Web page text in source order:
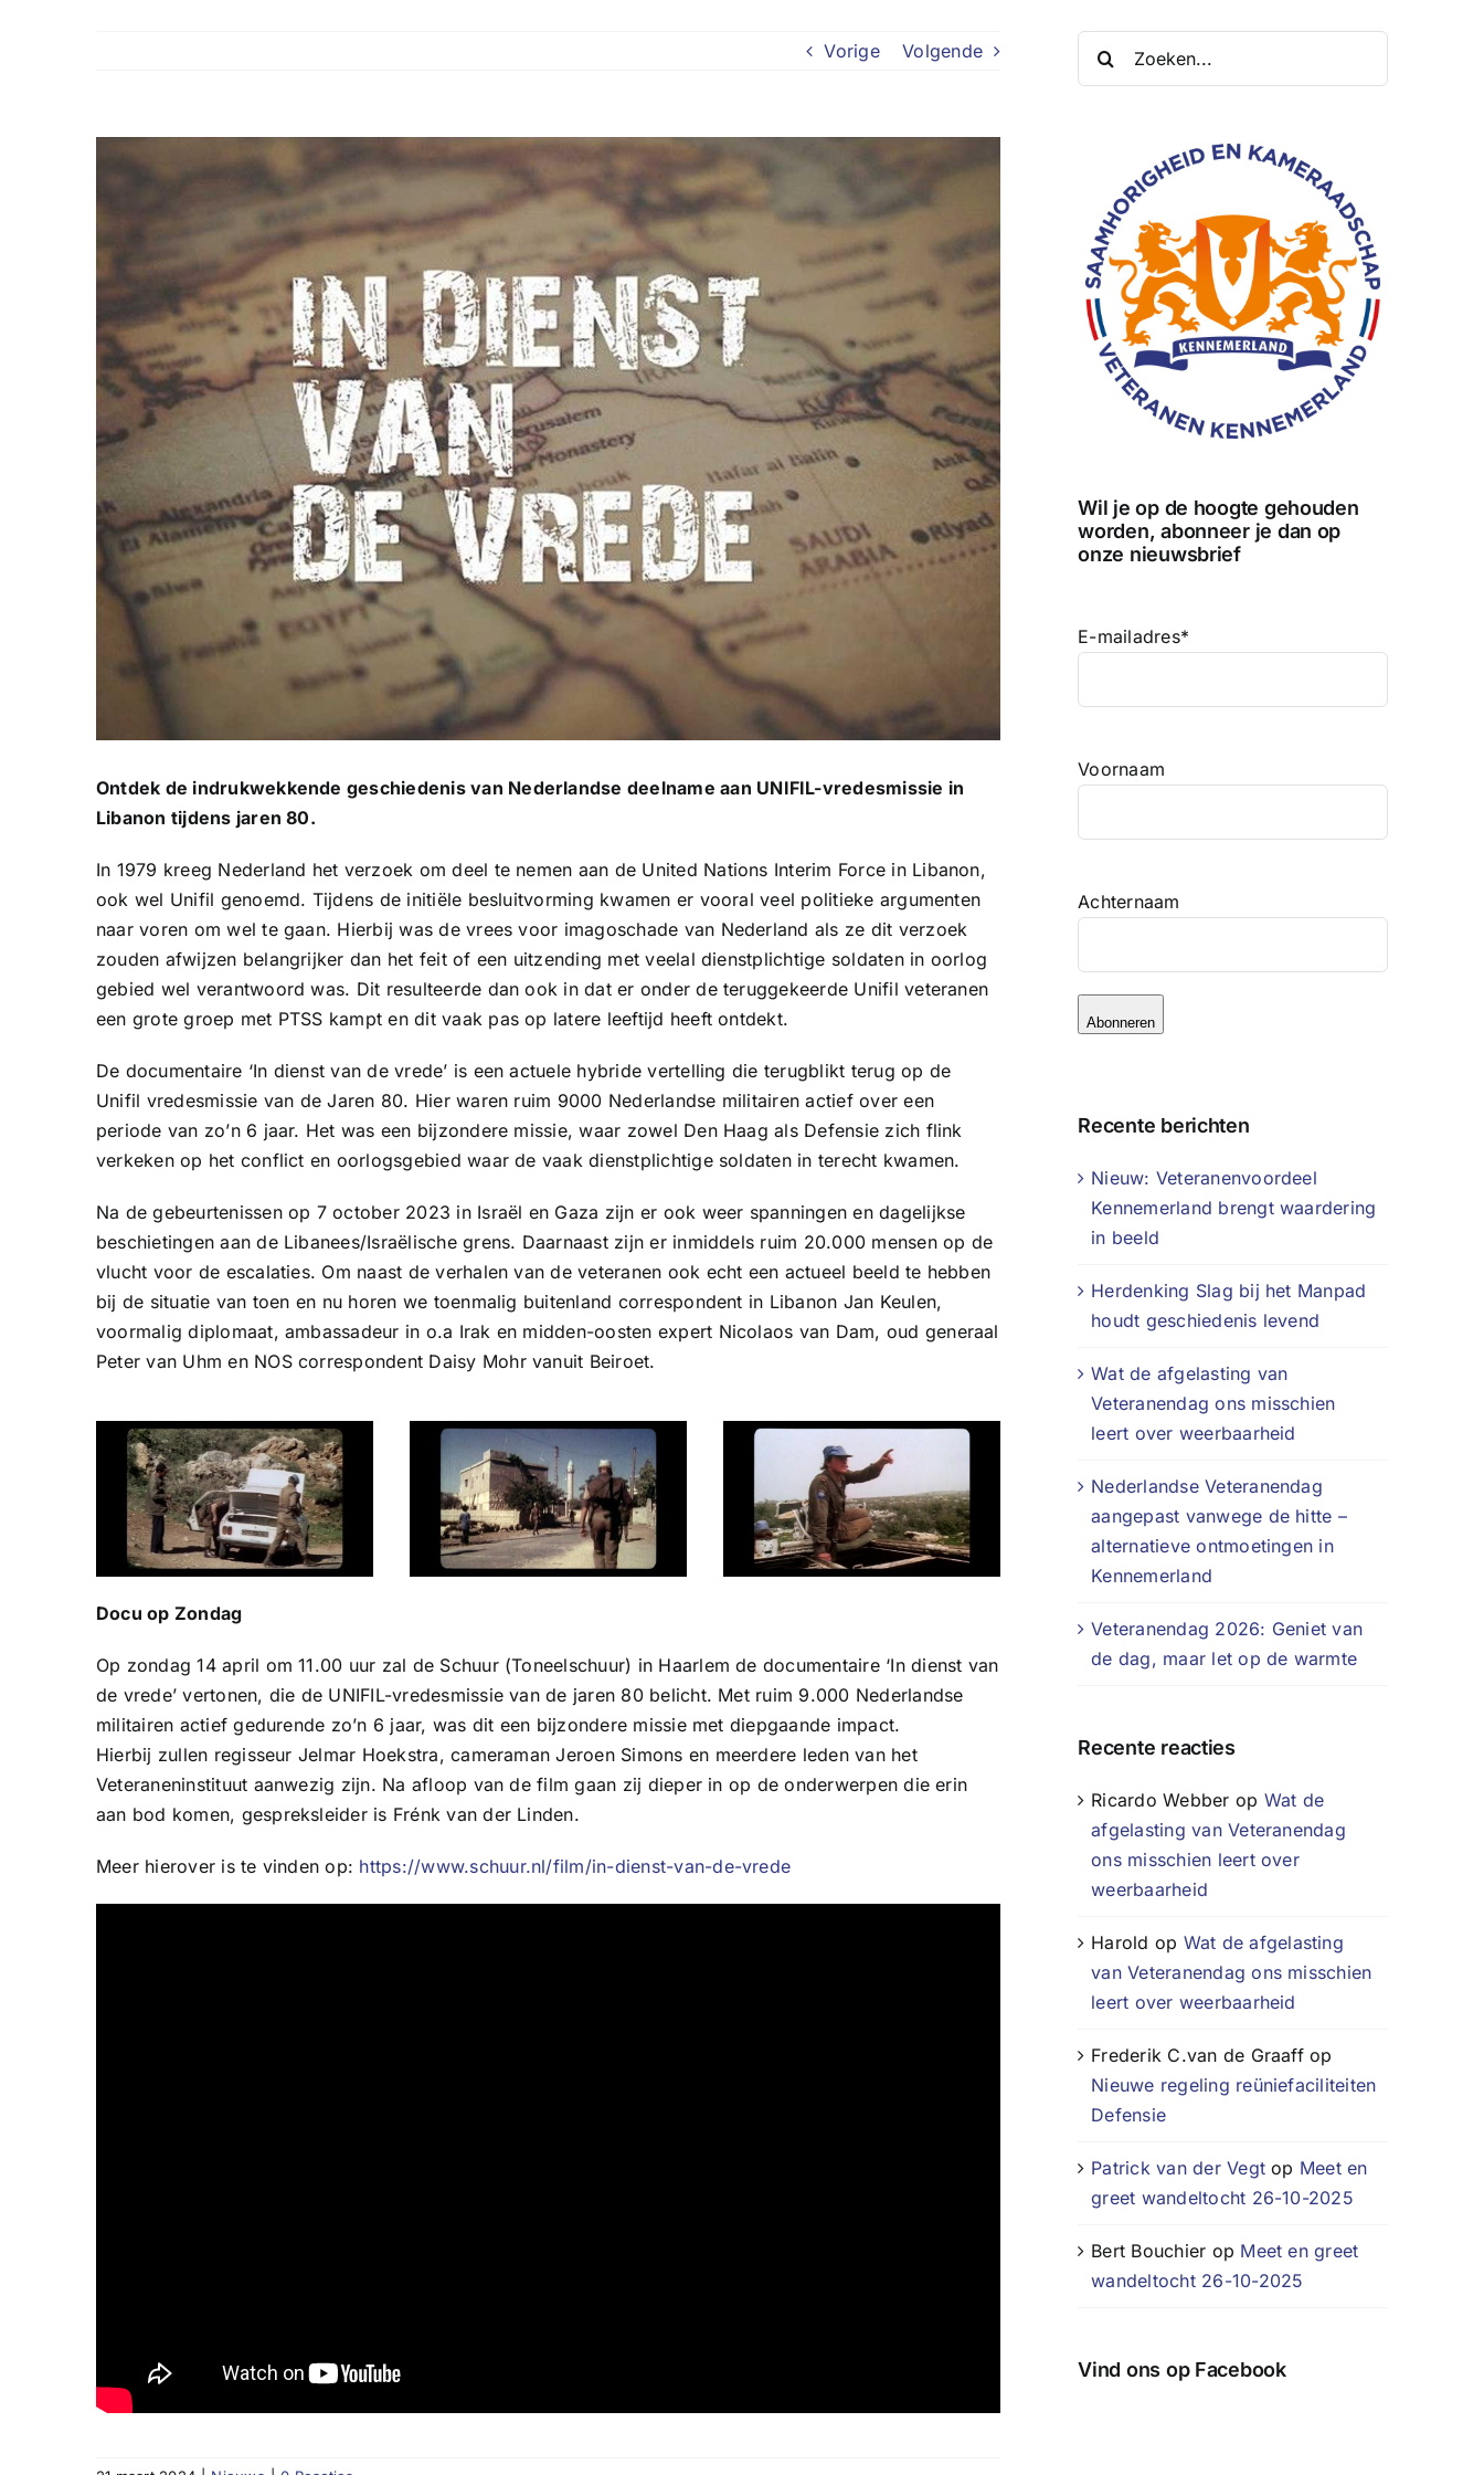
Vorige Volgende
Ontdek de indrukwekkende geschiedenis van Nederlandse deelname aan UNIFIL-vredesmissie in
Libanon tijdens jaren 80.
In 1979 kreeg Nederland het verzoek om deel te nemen aan de United Nations Interim Force in Libanon,
ook wel Unifil genoemd. Tijdens de initiële besluitvorming kwamen er vooral veel politieke argumenten
naar voren om wel te gaan. Hierbij was de vrees voor imagoschade van Nederland als ze dit verzoek
zouden afwijzen belangrijker dan het feit of een uitzending met veelal dienstplichtige soldaten in oorlog
gebied wel verantwoord was. Dit resulteerde dan ook in dat er onder de teruggekeerde Unifil veteranen
een grote groep met PTSS kampt en dit vaak pas op latere leeftijd heeft ontdekt.
De documentaire ‘In dienst van de vrede’ is een actuele hybride vertelling die terugblikt terug op de
Unifil vredesmissie van de Jaren 80. Hier waren ruim 9000 Nederlandse militairen actief over een
periode van zo’n 6 jaar. Het was een bijzondere missie, waar zowel Den Haag als Defensie zich flink
verkeken op het conflict en oorlogsgebied waar de vaak dienstplichtige soldaten in terecht kwamen.
Na de gebeurtenissen op 7 october 2023 in Israël en Gaza zijn er ook weer spanningen en dagelijkse
beschietingen aan de Libanees/Israëlische grens. Daarnaast zijn er inmiddels ruim 20.000 mensen op de
vlucht voor de escalaties. Om naast de verhalen van de veteranen ook echt een actueel beeld te hebben
bij de situatie van toen en nu horen we toenmalig buitenland correspondent in Libanon Jan Keulen,
voormalig diplomaat, ambassadeur in o.a Irak en midden-oosten expert Nicolaos van Dam, oud generaal
Peter van Uhm en NOS correspondent Daisy Mohr vanuit Beiroet.
Docu op Zondag
Op zondag 14 april om 11.00 uur zal de Schuur (Toneelschuur) in Haarlem de documentaire ‘In dienst van
de vrede’ vertonen, die de UNIFIL-vredesmissie van de jaren 80 belicht. Met ruim 9.000 Nederlandse
militairen actief gedurende zo’n 6 jaar, was dit een bijzondere missie met diepgaande impact.
Hierbij zullen regisseur Jelmar Hoekstra, cameraman Jeroen Simons en meerdere leden van het
Veteraneninstituut aanwezig zijn. Na afloop van de film gaan zij dieper in op de onderwerpen die erin
aan bod komen, gespreksleider is Frénk van der Linden.
Meer hierover is te vinden op: https://www.schuur.nl/film/in-dienst-van-de-vrede
naar:
Wil je op de hoogte gehouden
worden, abonneer je dan op
onze nieuwsbrief
E-mailadres*
Voornaam
Achternaam
Abonneren
Recente berichten
Nieuw: Veteranenvoordeel
Kennemerland brengt waardering
in beeld
Herdenking Slag bij het Manpad
houdt geschiedenis levend
Wat de afgelasting van
Veteranendag ons misschien
leert over weerbaarheid
Nederlandse Veteranendag
aangepast vanwege de hitte –
alternatieve ontmoetingen in
Kennemerland
Veteranendag 2026: Geniet van
de dag, maar let op de warmte
Recente reacties
Ricardo Webber op Wat de
afgelasting van Veteranendag
ons misschien leert over
weerbaarheid
Harold op Wat de afgelasting
van Veteranendag ons misschien
leert over weerbaarheid
Frederik C.van de Graaffop
Nieuwe regeling reüniefaciliteiten
Defensie
Patrick van der Vegt op Meet en
greet wandeltocht 26-10-2025
Bert Bouchier op Meet en greet
wandeltocht 26-10-2025
Vind ons op Facebook